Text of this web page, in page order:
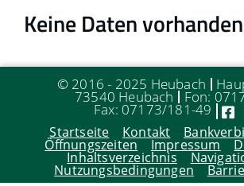
Keine Daten vorhanden
© 2016 - 2025 Heubach
73540 Heubach Fon:
Fax: 07173/181-49
Startseite Kontakt
Öffnungszeiten Impressum
Inhaltsverzeichnis
Nutzungsbedingungen